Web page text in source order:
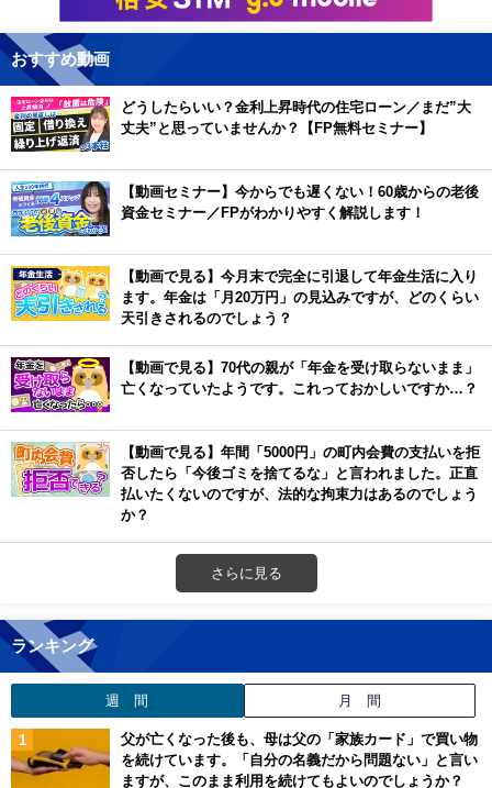
おすすめ動画
どうしたらいい？金利上昇時代の住宅ローン／まだ”大
丈夫”と思っていませんか？【FP無料セミナー】
【動画セミナー】今からでも遅くない！60歳からの老後
資金セミナー／FPがわかりやすく解説します！
【動画で見る】今月末で完全に引退して年金生活に入り
ます。年金は「月20万円」の見込みですが、どのくらい
天引きされるのでしょう？
【動画で見る】70代の親が「年金を受け取らないまま」
亡くなっていたようです。これっておかしいですか…？
【動画で見る】年間「5000円」の町内会費の支払いを拒
否したら「今後ゴミを捨てるな」と言われました。正直
払いたくないのですが、法的な拘束力はあるのでしょう
か？
さらに見る
ランキング
週 間 月 間
父が亡くなった後も、母は父の「家族カード」で買い物
を続けています。「自分の名義だから問題ない」と言い
ますが、このまま利用を続けてもよいのでしょうか？